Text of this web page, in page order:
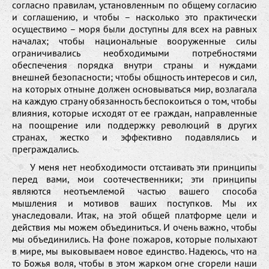
согласно правилам, установленным по общему согласию
и соглашению, и чтобы – насколько это практически
осуществимо – моря были доступны для всех на равных
началах; чтобы национальные вооруженные силы
ограничивались необходимыми потребностями
обеспечения порядка внутри страны и нуждами
внешней безопасности; чтобы общность интересов и сил,
на которых отныне должен основываться мир, возлагала
на каждую страну обязанность беспокоиться о том, чтобы
влияния, которые исходят от ее граждан, направленные
на поощрение или поддержку революций в других
странах, жестко и эффективно подавлялись и
преграждались.
У меня нет необходимости отстаивать эти принципы
перед вами, мои соотечественники; эти принципы
являются неотъемлемой частью вашего способа
мышления и мотивов ваших поступков. Мы их
унаследовали. Итак, на этой общей платформе цели и
действия мы можем объединиться. И очень важно, чтобы
мы объединились. На фоне пожаров, которые полыхают
в мире, мы выковываем новое единство. Надеюсь, что на
то Божья воля, чтобы в этом жарком огне сгорели наши